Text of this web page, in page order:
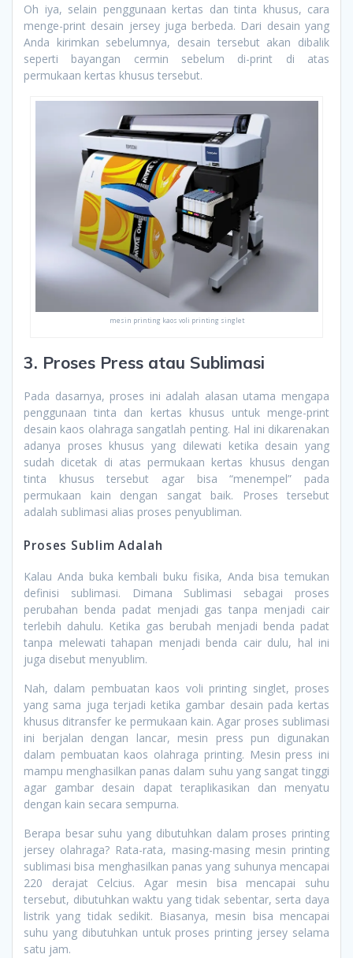
Oh iya, selain penggunaan kertas dan tinta khusus, cara
menge-print desain jersey juga berbeda. Dari desain yang
Anda kirimkan sebelumnya, desain tersebut akan dibalik
seperti bayangan cermin sebelum di-print di atas
permukaan kertas khusus tersebut.
mesin printing kaos voli printing singlet
3. Proses Press atau Sublimasi
Pada dasarnya, proses ini adalah alasan utama mengapa
penggunaan tinta dan kertas khusus untuk menge-print
desain kaos olahraga sangatlah penting. Hal ini dikarenakan
adanya proses khusus yang dilewati ketika desain yang
sudah dicetak di atas permukaan kertas khusus dengan
tinta khusus tersebut agar bisa “menempel” pada
permukaan kain dengan sangat baik. Proses tersebut
adalah sublimasi alias proses penyubliman.
Proses Sublim Adalah
Kalau Anda buka kembali buku fisika, Anda bisa temukan
definisi sublimasi. Dimana Sublimasi sebagai proses
perubahan benda padat menjadi gas tanpa menjadi cair
terlebih dahulu. Ketika gas berubah menjadi benda padat
tanpa melewati tahapan menjadi benda cair dulu, hal ini
juga disebut menyublim.
Nah, dalam pembuatan kaos voli printing singlet, proses
yang sama juga terjadi ketika gambar desain pada kertas
khusus ditransfer ke permukaan kain. Agar proses sublimasi
ini berjalan dengan lancar, mesin press pun digunakan
dalam pembuatan kaos olahraga printing. Mesin press ini
mampu menghasilkan panas dalam suhu yang sangat tinggi
agar gambar desain dapat teraplikasikan dan menyatu
dengan kain secara sempurna.
Berapa besar suhu yang dibutuhkan dalam proses printing
jersey olahraga? Rata-rata, masing-masing mesin printing
sublimasi bisa menghasilkan panas yang suhunya mencapai
220 derajat Celcius. Agar mesin bisa mencapai suhu
tersebut, dibutuhkan waktu yang tidak sebentar, serta daya
listrik yang tidak sedikit. Biasanya, mesin bisa mencapai
suhu yang dibutuhkan untuk proses printing jersey selama
satu jam.